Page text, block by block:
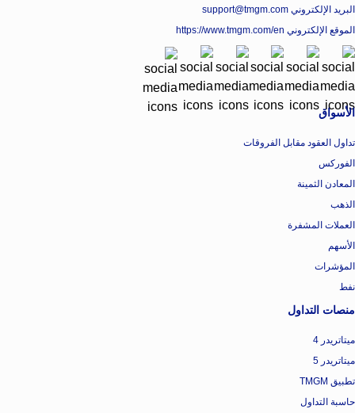
البريد الإلكتروني support@tmgm.com
الموقع الإلكتروني https://www.tmgm.com/en
الأسواق
تداول العقود مقابل الفروقات
الفوركس
المعادن الثمينة
الذهب
العملات المشفرة
الأسهم
المؤشرات
نفط
منصات التداول
ميتاتريدر 4
ميتاتريدر 5
تطبيق TMGM
حاسبة التداول